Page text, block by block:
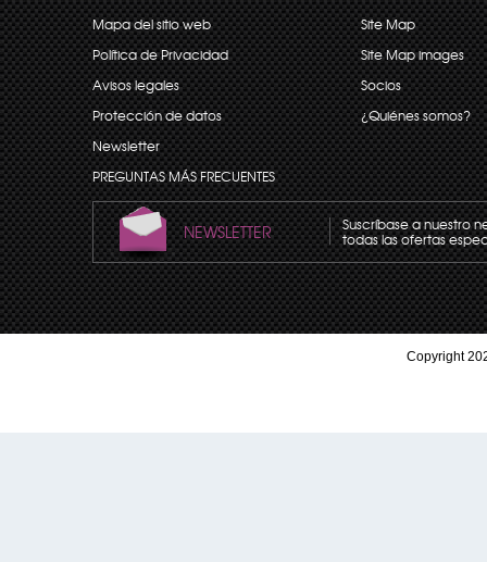
Mapa del sitio web
Política de Privacidad
Avisos legales
Protección de datos
Newsletter
PREGUNTAS MÁS FRECUENTES
Site Map
Site Map images
Socios
¿Quiénes somos?
NEWSLETTER Suscríbase a nuestro
todas las ofertas
Copyright